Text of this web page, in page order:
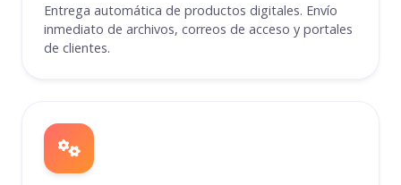
Entrega automática de productos digitales. Envío
inmediato de archivos, correos de acceso y portales
de clientes.